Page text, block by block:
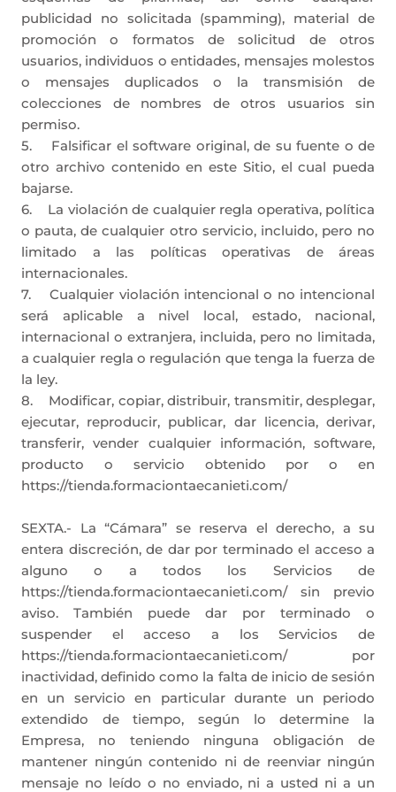
publicidad no solicitada (spamming), material de
promoción o formatos de solicitud de otros
usuarios, individuos o entidades, mensajes molestos
o mensajes duplicados o la transmisión de
colecciones de nombres de otros usuarios sin
permiso.
5. Falsificar el software original, de su fuente o de
otro archivo contenido en este Sitio, el cual pueda
bajarse.
6. La violación de cualquier regla operativa, polí­tica
o pauta, de cualquier otro servicio, incluido, pero no
limitado a las polí­ticas operativas de áreas
internacionales.
7. Cualquier violación intencional o no intencional
será aplicable a nivel local, estado, nacional,
internacional o extranjera, incluida, pero no limitada,
a cualquier regla o regulación que tenga la fuerza de
la ley.
8. Modificar, copiar, distribuir, transmitir, desplegar,
ejecutar, reproducir, publicar, dar licencia, derivar,
transferir, vender cualquier información, software,
producto o servicio obtenido por o en
https://tienda.formaciontaecanieti.com/
SEXTA.- La “Cámara” se reserva el derecho, a su
entera discreción, de dar por terminado el acceso a
alguno o a todos los Servicios de
https://tienda.formaciontaecanieti.com/ sin previo
aviso. También puede dar por terminado o
suspender el acceso a los Servicios de
https://tienda.formaciontaecanieti.com/ por
inactividad, definido como la falta de inicio de sesión
en un servicio en particular durante un periodo
extendido de tiempo, según lo determine la
Empresa, no teniendo ninguna obligación de
mantener ningún contenido ni de reenviar ningún
mensaje no leído o no enviado, ni a usted ni a un